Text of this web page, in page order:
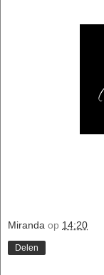
Miranda op 14:20
Delen